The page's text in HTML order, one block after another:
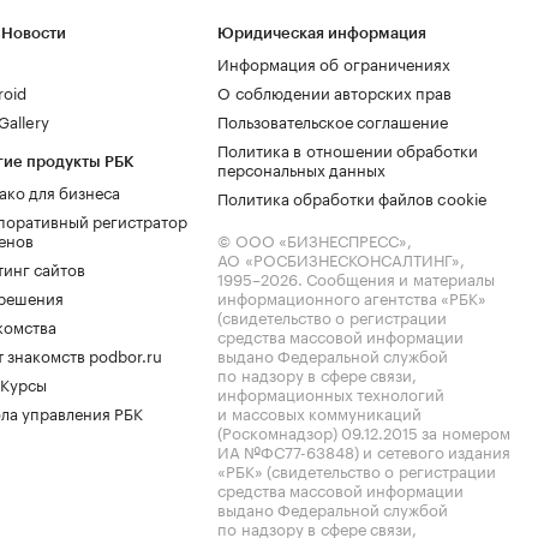
продукты РБК
для бизнеса
регистратор
сайтов
знакомств podbor.ru
управления РБК
Юридическая информация
Информация об ограничениях
О соблюдении авторских прав
Пользовательское соглашение
Политика в отношении обработки
персональных данных
Политика обработки файлов cookie
© ООО «БИЗНЕСПРЕСС»,
АО «РОСБИЗНЕСКОНСАЛТИНГ»,
1995–2026. Сообщения и материалы
информационного агентства «РБК»
(свидетельство о регистрации
средства массовой информации
выдано Федеральной службой
по надзору в сфере связи,
информационных технологий
и массовых коммуникаций
(Роскомнадзор) 09.12.2015 за номером
ИА №ФС77-63848) и сетевого издания
«РБК» (свидетельство о регистрации
средства массовой информации
выдано Федеральной службой
по надзору в сфере связи,